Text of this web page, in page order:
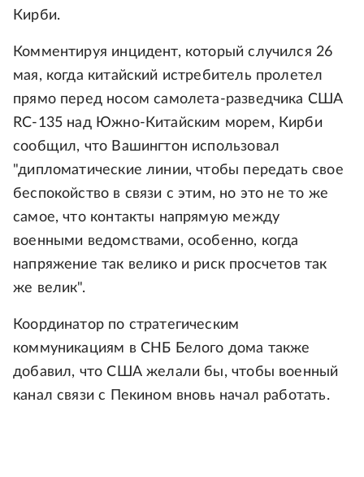
Кирби.
Комментируя инцидент, который случился 26
мая, когда китайский истребитель пролетел
прямо перед носом самолета-разведчика США
RC-135 над Южно-Китайским морем, Кирби
сообщил, что Вашингтон использовал
"дипломатические линии, чтобы передать свое
беспокойство в связи с этим, но это не то же
самое, что контакты напрямую между
военными ведомствами, особенно, когда
напряжение так велико и риск просчетов так
же велик".
Координатор по стратегическим
коммуникациям в СНБ Белого дома также
добавил, что США желали бы, чтобы военный
канал связи с Пекином вновь начал работать.